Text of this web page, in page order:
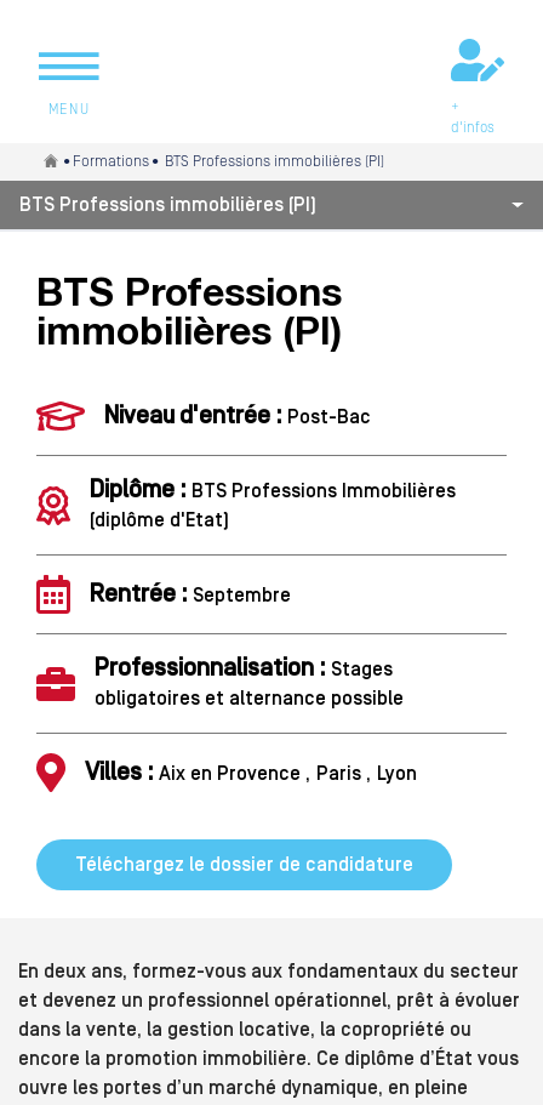
MENU
+
d'infos
Vous êtes ici
• Formations • BTS Professions immobilières (PI)
BTS Professions immobilières (PI)
BTS Professions
immobilières (PI)
Niveau d'entrée : Post-Bac
Diplôme : BTS Professions Immobilières
(diplôme d'Etat)
Rentrée : Septembre
Professionnalisation : Stages
obligatoires et alternance possible
Villes : Aix en Provence Paris Lyon
Téléchargez le dossier de candidature
En deux ans, formez-vous aux fondamentaux du secteur
et devenez un professionnel opérationnel, prêt à évoluer
dans la vente, la gestion locative, la copropriété ou
encore la promotion immobilière. Ce diplôme d’État vous
ouvre les portes d’un marché dynamique, en pleine